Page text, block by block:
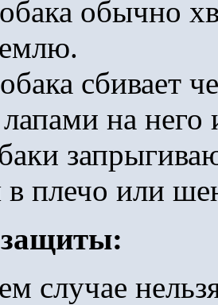
обычно
сбивает
на него
в плечо или
случае